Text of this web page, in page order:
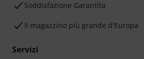
Soddisfazione Garantita
Il magazzino più grande d'Europa
Servizi